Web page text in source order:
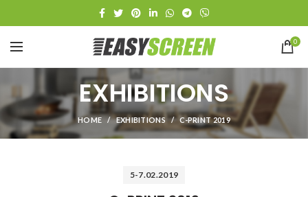
0
EXHIBITIONS
HOME EXHIBITIONS C-PRINT 2019
5-7.02.2019